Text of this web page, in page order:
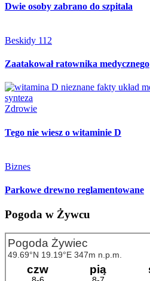
Dwie osoby zabrano do szpitala
Beskidy 112
Zaatakował ratownika medycznego
Zdrowie
Tego nie wiesz o witaminie D
Biznes
Parkowe drewno reglamentowane
Pogoda w Żywcu